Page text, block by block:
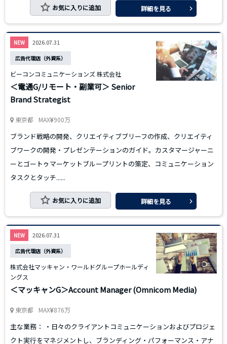
お気に入りに追加 詳細を見る
NEW 2026.07.31
広告代理店（外資系）
ビーコンコミュニケーションズ 株式会社
＜電通G/リモート・副業可＞ Senior
Brand Strategist
東京都 MAX 900万
ブランド戦略の開発、クリエイティブブリーフの作成、クリエイティ
ブワークの開発・プレゼンテーションのガイド。カスタマージャーニ
ーとゴートゥマーケットブループリントの策定、コミュニケーション
タスクとタッチ......
お気に入りに追加 詳細を見る
NEW 2026.07.31
広告代理店（外資系）
株式会社マッキャン・ワールドグループホールディ
ングス
＜マッキャンG＞Account Manager (Omnicom Media)
東京都 MAX 876万
主な業務： ・日々のクライアントコミュニケーションおよびプロジェ
クト実行をマネジメントし、ブランディング・パフォーマンス・アナ